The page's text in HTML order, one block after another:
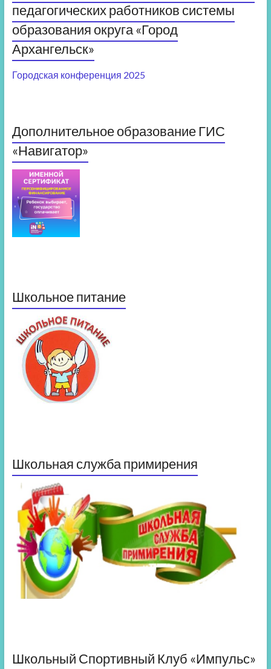
педагогических работников системы
образования округа «Город
Архангельск»
Городская конференция 2025
Дополнительное образование ГИС
«Навигатор»
Школьное питание
Школьная служба примирения
Школьный Спортивный Клуб «Импульс»